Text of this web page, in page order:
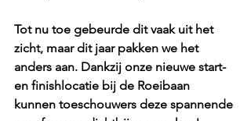
Tot nu toe gebeurde dit vaak uit het
zicht, maar dit jaar pakken we het
anders aan. Dankzij onze nieuwe start-
en finishlocatie bij de Roeibaan
kunnen toeschouwers deze spannende